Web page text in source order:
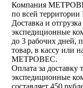
Компания
по всей
Доставка и
экспедиционные
до 3 рабочих дней,
товар, в кассу или
МЕТРОВЕС.
Оплата за доставку
экспедиционные